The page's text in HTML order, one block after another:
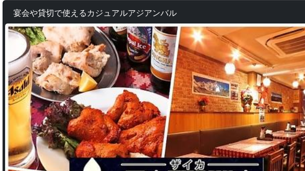
宴会や貸切で使えるカジュアルアジアンバル